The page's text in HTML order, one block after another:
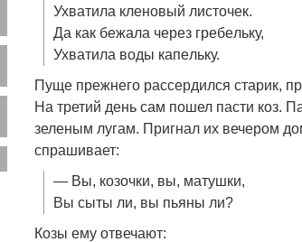
Ухватила кленовый листочек.
Да как бежала через гребeльку,
Ухватила воды капeльку.
Пуще прежнего рассердился старик,
На третий день сам пошел пасти коз.
зеленым лугам. Пригнал их вечером
спрашивает:
— Вы, козочки, вы, матушки,
Вы сыты ли, вы пьяны ли?
Козы ему отвечают: